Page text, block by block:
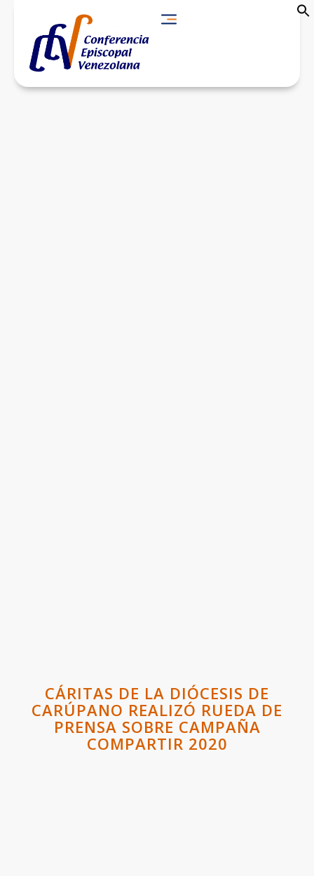
CÁRITAS DE LA DIÓCESIS DE
CARÚPANO REALIZÓ RUEDA DE
PRENSA SOBRE CAMPAÑA
COMPARTIR 2020